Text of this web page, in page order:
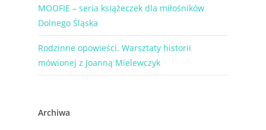
MOOFIE – seria książeczek dla miłośników
Dolnego Śląska
Rodzinne opowieści. Warsztaty historii
mówionej z Joanną Mielewczyk
Archiwa